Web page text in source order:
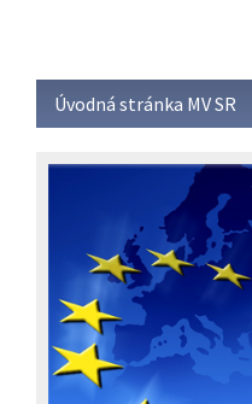
Úvodná stránka MV SR